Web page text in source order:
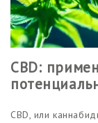
CBD:
CBD, или